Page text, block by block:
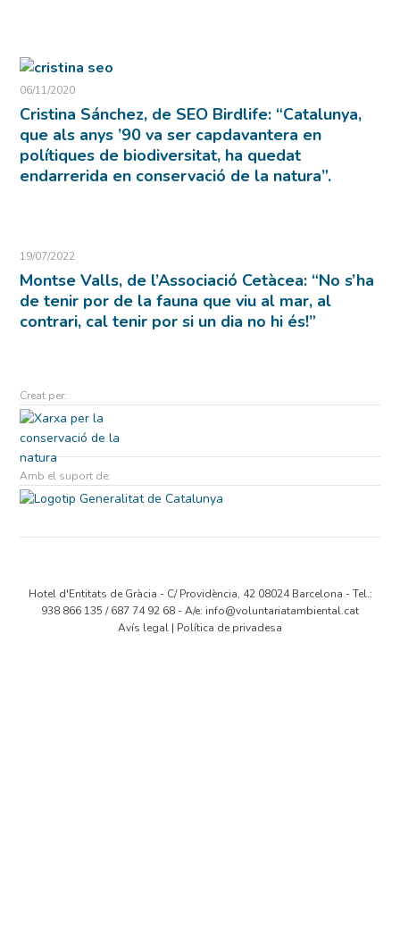
06/11/2020
Cristina Sánchez, de SEO Birdlife: “Catalunya,
que als anys ’90 va ser capdavantera en
polítiques de biodiversitat, ha quedat
endarrerida en conservació de la natura”.
19/07/2022
Montse Valls, de l’Associació Cetàcea: “No s’ha
de tenir por de la fauna que viu al mar, al
contrari, cal tenir por si un dia no hi és!”
Creat per:
Amb el suport de:
Hotel d'Entitats de Gràcia - C/ Providència, 42 08024 Barcelona - Tel.:
938 866 135 / 687 74 92 68 - A/e: info@voluntariatambiental.cat
Avís legal | Política de privadesa